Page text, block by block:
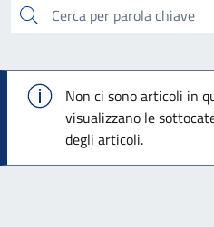
cerca
Info
Non ci sono articoli in
visualizzano le
degli articoli.